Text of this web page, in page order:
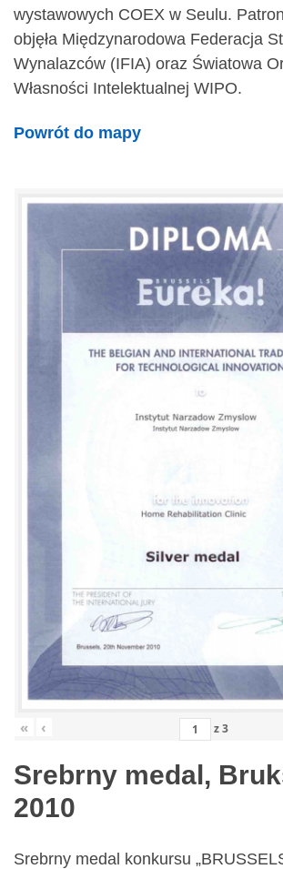
wystawowych COEX w Seulu.
objęła Międzynarodowa Federacja
Wynalazców (IFIA) oraz Światowa
Własności Intelektualnej WIPO.
Powrót do mapy
« ‹ z3
Srebrny medal,
2010
Srebrny medal konkursu